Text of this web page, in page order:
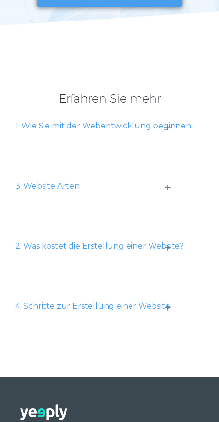
Erfahren Sie mehr
+
1. Wie Sie mit der Webentwicklung beginnen
+
3. Website Arten
+
2. Was kostet die Erstellung einer Website?
+
4. Schritte zur Erstellung einer Website